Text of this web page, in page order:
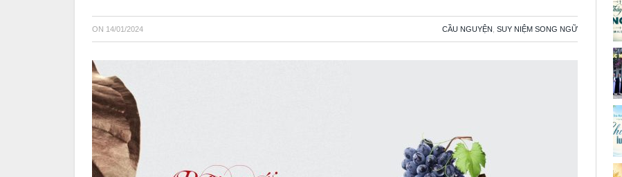
ON 14/01/2024 CẦU NGUYỆN SUY NIỆM SONG NGỮ